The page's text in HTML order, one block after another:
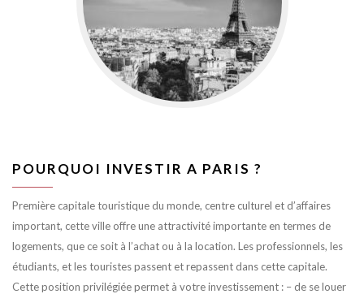
POURQUOI INVESTIR A PARIS ?
Première capitale touristique du monde, centre culturel et d’affaires
important, cette ville offre une attractivité importante en termes de
logements, que ce soit à l’achat ou à la location. Les professionnels, les
étudiants, et les touristes passent et repassent dans cette capitale.
Cette position privilégiée permet à votre investissement : – de se louer